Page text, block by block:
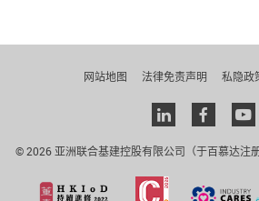
网站地图 法律免责声明 私隐政
Linkedinfacebook
© 2026 亚洲联合基建控股有限公司（于百慕达注